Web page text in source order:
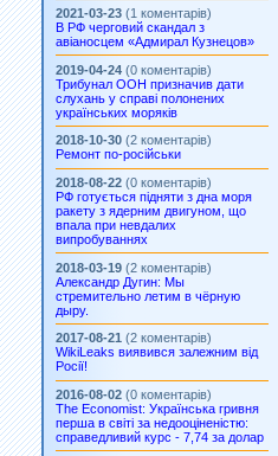
2021-03-23 (1 коментарів)
В РФ черговий скандал з
авіаносцем «Адмирал Кузнецов»
2019-04-24 (0 коментарів)
Трибунал ООН призначив дати
слухань у справі полонених
українських моряків
2018-10-30 (2 коментарів)
Ремонт по-російськи
2018-08-22 (0 коментарів)
РФ готується підняти з дна моря
ракету з ядерним двигуном, що
впала при невдалих
випробуваннях
2018-03-19 (2 коментарів)
Александр Дугин: Мы
стремительно летим в чёрную
дыру.
2017-08-21 (2 коментарів)
WikiLeaks виявився залежним від
Росії!
2016-08-02 (0 коментарів)
The Economist: Українська гривня
перша в світі за недооціненістю:
справедливий курс - 7,74 за долар